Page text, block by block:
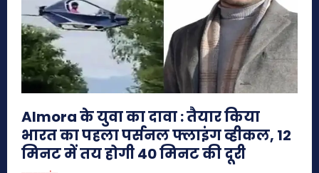
Almora के युवा का दावा : तैयार किया
भारत का पहला पर्सनल फ्लाइंग व्हीकल, 12
मिनट में तय होगी 40 मिनट की दूरी